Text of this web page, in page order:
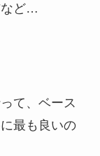
など…
て、ベース
最も良いの